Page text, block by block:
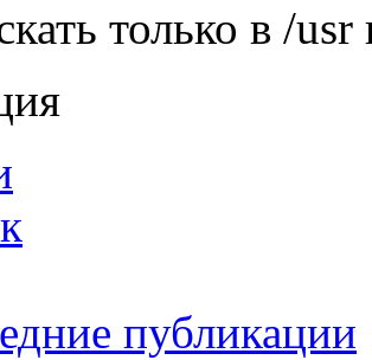
только в /
публикации